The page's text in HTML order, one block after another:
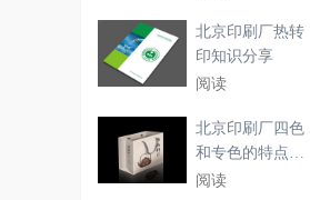
北京印刷厂热转
印知识分享
阅读
北京印刷厂四色
和专色的特点必
须具
阅读